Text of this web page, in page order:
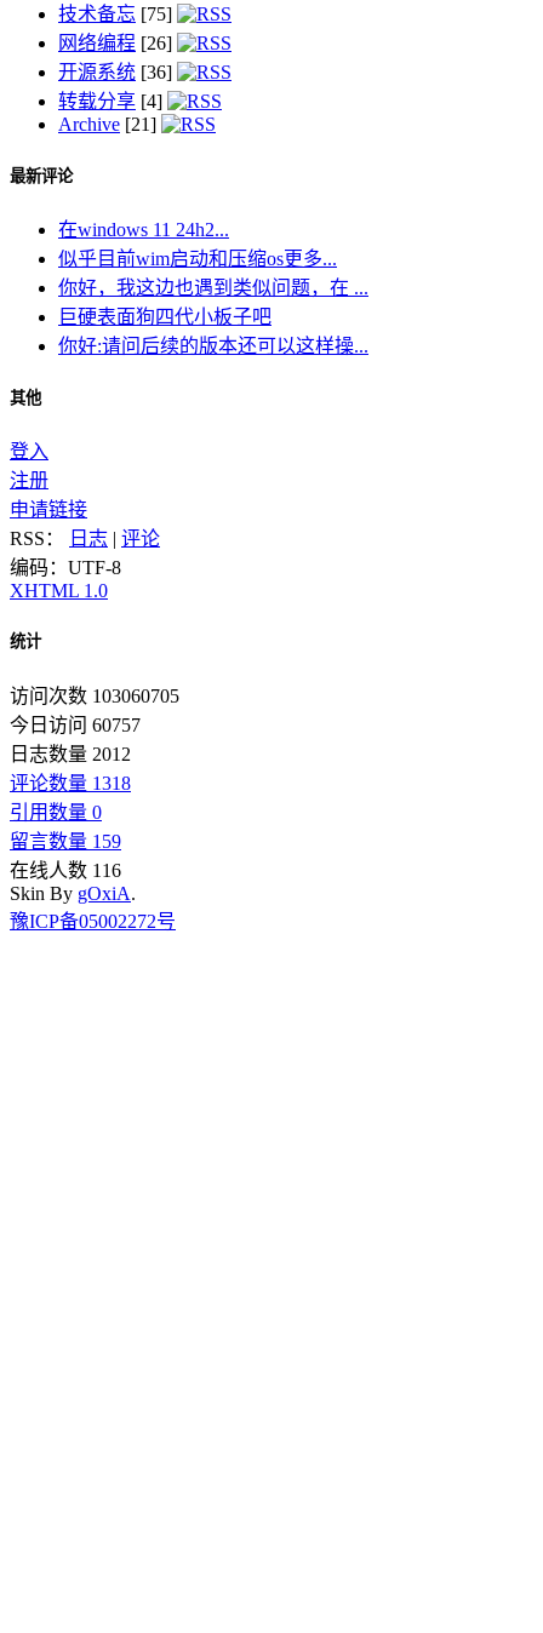
技术备忘 [75]
网络编程 [26]
开源系统 [36]
转载分享 [4]
Archive [21]
最新评论
在windows 11 24h2...
似乎目前wim启动和压缩os更多...
你好，我这边也遇到类似问题，在 ...
巨硬表面狗四代小板子吧
你好:请问后续的版本还可以这样操...
其他
登入
注册
申请链接
RSS：
日志 | 评论
编码：UTF-8
XHTML 1.0
统计
访问次数 103060705
今日访问 60757
日志数量 2012
评论数量 1318
引用数量 0
留言数量 159
在线人数 116
Skin By gOxiA.
豫ICP备05002272号